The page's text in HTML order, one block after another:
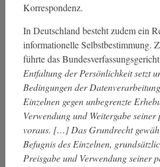
Korrespondenz.
In Deutschland besteht zudem ein
informationelle Selbstbestimmung.
führte das
Entfaltung der Persönlichkeit setzt
Bedingungen der
Einzelnen gegen unbegrenzte
Verwendung und Weitergabe
voraus. […] Das Grundrecht
Befugnis des Einzelnen,
Preisgabe und Verwendung seiner